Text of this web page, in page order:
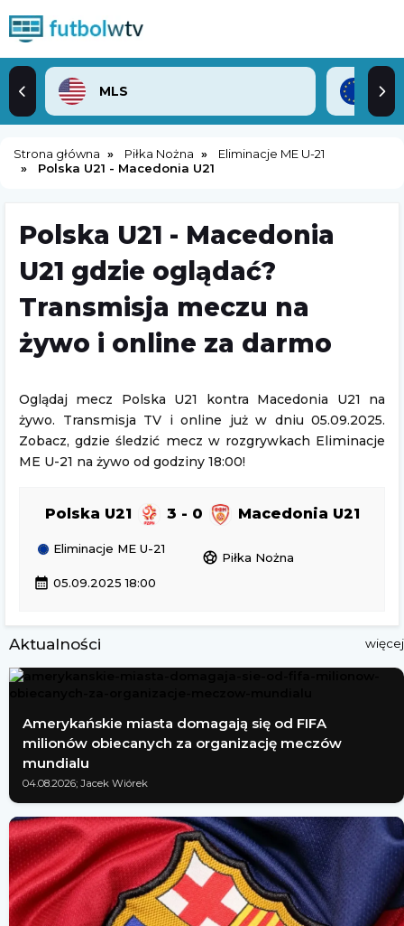
MLS
Strona główna Piłka Nożna
Eliminacje ME U-21
Polska U21 - Macedonia U21
Polska U21 - Macedonia
U21 gdzie oglądać?
Transmisja meczu na
żywo i online za darmo
Oglądaj mecz Polska U21 kontra Macedonia U21 na
żywo. Transmisja TV i online już w dniu 05.09.2025.
Zobacz, gdzie śledzić mecz w rozgrywkach Eliminacje
ME U-21 na żywo od godziny 18:00!
Polska U21 3 - 0 Macedonia U21
Eliminacje ME U-21
sports_soccer Piłka Nożna
calendar_month 05.09.2025 18:00
Aktualności więcej
Amerykańskie miasta domagają się od FIFA
milionów obiecanych za organizację meczów
mundialu
04.08.2026; Jacek Wiórek